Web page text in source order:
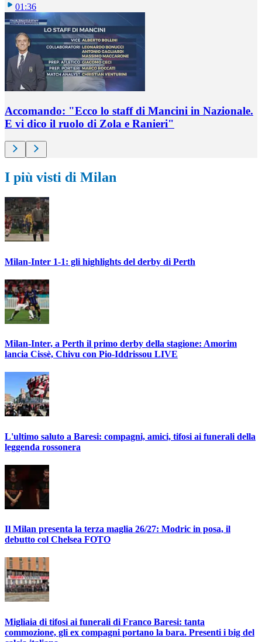
01:36
Accomando: "Ecco lo staff di Mancini in Nazionale.
E vi dico il ruolo di Zola e Ranieri"
I più visti di Milan
Milan-Inter 1-1: gli highlights del derby di Perth
Milan-Inter, a Perth il primo derby della stagione: Amorim
lancia Cissè, Chivu con Pio-Iddrissou LIVE
L'ultimo saluto a Baresi: compagni, amici, tifosi ai funerali della
leggenda rossonera
Il Milan presenta la terza maglia 26/27: Modric in posa, il
debutto col Chelsea FOTO
Migliaia di tifosi ai funerali di Franco Baresi: tanta
commozione, gli ex compagni portano la bara. Presenti i big del